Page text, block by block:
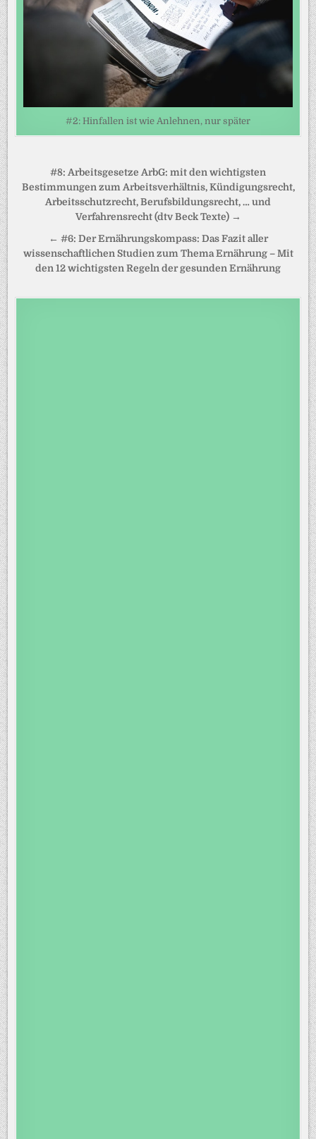
#2: Hinfallen ist wie Anlehnen, nur später
Beitragsnavigation
#8: Arbeitsgesetze ArbG: mit den wichtigsten
Bestimmungen zum Arbeitsverhältnis, Kündigungsrecht,
Arbeitsschutzrecht, Berufsbildungsrecht, … und
Verfahrensrecht (dtv Beck Texte) →
← #6: Der Ernährungskompass: Das Fazit aller
wissenschaftlichen Studien zum Thema Ernährung – Mit
den 12 wichtigsten Regeln der gesunden Ernährung